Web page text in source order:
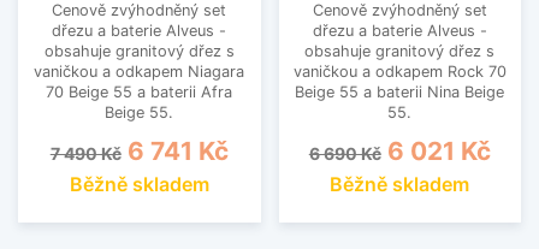
Cenově zvýhodněný set
dřezu a baterie Alveus -
obsahuje granitový dřez s
vaničkou a odkapem Niagara
70 Beige 55 a baterii Afra
Beige 55.
Běžná cena
7 490 Kč Cena
6 741 Kč
Běžně skladem
Cenově zvýhodněný set
dřezu a baterie Alveus -
obsahuje granitový dřez s
vaničkou a odkapem Rock 70
Beige 55 a baterii Nina Beige
55.
Běžná cena
6 690 Kč Cena
6 021 Kč
Běžně skladem